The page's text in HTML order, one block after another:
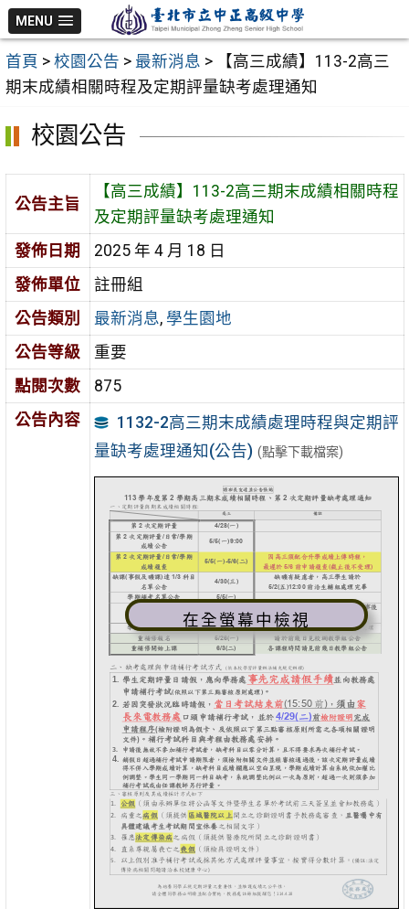
跳
至
主
要
MENU
首頁 > 校園公告 > 最新消息 >
【高三成績】113-2高三
期末成績相關時程及定期評量缺考處理通知
校園公告
公告主旨
【高三成績】113-2高三期末成績相關時程
及定期評量缺考處理通知
發佈日期
2025 年 4 月 18 日
發佈單位
註冊組
公告類別
最新消息, 學生園地
公告等級
重要
點閱次數
875
公告內容
1132-2高三期末成績處理時程與定期評
量缺考處理通知(公告) (點擊下載檔案)
在全螢幕中檢視